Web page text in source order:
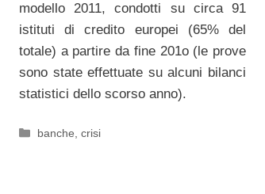
modello 2011, condotti su circa 91
istituti di credito europei (65% del
totale) a partire da fine 201o (le prove
sono state effettuate su alcuni bilanci
statistici dello scorso anno).
Categorie
banche ,crisi